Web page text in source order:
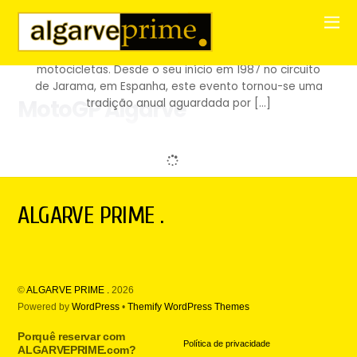
MotoGP Algarve
PERFEIÇÃO O Grande Prémio de Portugal MotoGP é
uma experiência única, combinando velocidade,
habilidade e a emoção pura das corridas de
motocicletas. Desde o seu início em 1987 no circuito
de Jarama, em Espanha, este evento tornou-se uma
tradição anual aguardada por […]
ALGARVE PRIME .
©ALGARVE PRIME . 2026
Powered byWordPress •Themify WordPress Themes
Porquê reservar com
ALGARVEPRIME.com?
Política de privacidade